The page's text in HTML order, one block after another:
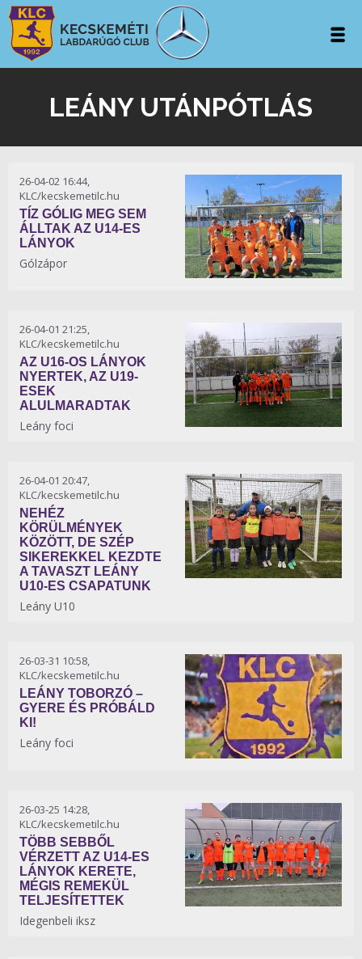
LEÁNY UTÁNPÓTLÁS
26-04-02 16:44,
KLC/kecskemetilc.hu
TÍZ GÓLIG MEG SEM
ÁLLTAK AZ U14-ES
LÁNYOK
Gólzápor
26-04-01 21:25,
KLC/kecskemetilc.hu
AZ U16-OS LÁNYOK
NYERTEK, AZ U19-
ESEK
ALULMARADTAK
Leány foci
26-04-01 20:47,
KLC/kecskemetilc.hu
NEHÉZ
KÖRÜLMÉNYEK
KÖZÖTT, DE SZÉP
SIKEREKKEL KEZDTE
A TAVASZT LEÁNY
U10-ES CSAPATUNK
Leány U10
26-03-31 10:58,
KLC/kecskemetilc.hu
LEÁNY TOBORZÓ –
GYERE ÉS PRÓBÁLD
KI!
Leány foci
26-03-25 14:28,
KLC/kecskemetilc.hu
TÖBB SEBBŐL
VÉRZETT AZ U14-ES
LÁNYOK KERETE,
MÉGIS REMEKÜL
TELJESÍTETTEK
Idegenbeli iksz